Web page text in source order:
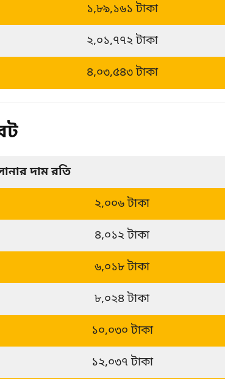
১,৮৯,১৬১ টাকা
২,০১,৭৭২ টাকা
৪,০৩,৫৪৩ টাকা
দাম রতি
২,০০৬ টাকা
৪,০১২ টাকা
৬,০১৮ টাকা
৮,০২৪ টাকা
১০,০৩০ টাকা
১২,০৩৭ টাকা